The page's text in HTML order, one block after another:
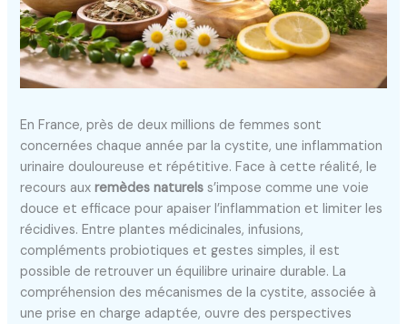
En France, près de deux millions de femmes sont
concernées chaque année par la cystite, une inflammation
urinaire douloureuse et répétitive. Face à cette réalité, le
recours auxremèdes naturels s’impose comme une voie
douce et efficace pour apaiser l’inflammation et limiter les
récidives. Entre plantes médicinales, infusions,
compléments probiotiques et gestes simples, il est
possible de retrouver un équilibre urinaire durable. La
compréhension des mécanismes de la cystite, associée à
une prise en charge adaptée, ouvre des perspectives